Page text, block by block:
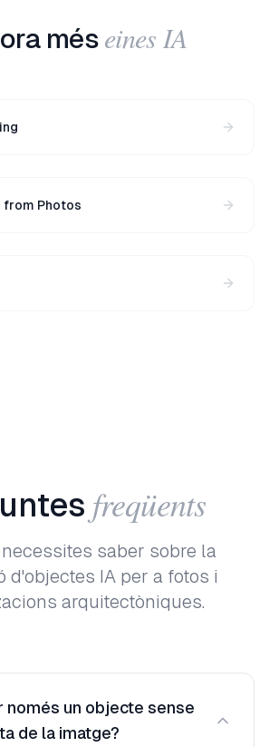
més eines IA
from Photos
freqüents
saber sobre la
d'objectes IA per a fotos i
arquitectòniques.
només un objecte sense
de la imatge?